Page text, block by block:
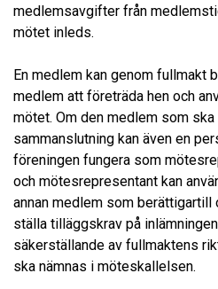
medlemsavgifter från
mötet inleds.
En medlem kan genom fullmakt
medlem att företräda hen och
mötet. Om den medlem som
sammanslutning kan även en
föreningen fungera som
och mötesrepresentant kan
annan medlem som berättigartill
ställa tilläggskrav på
säkerställande av fullmaktens
ska nämnas i möteskallelsen.